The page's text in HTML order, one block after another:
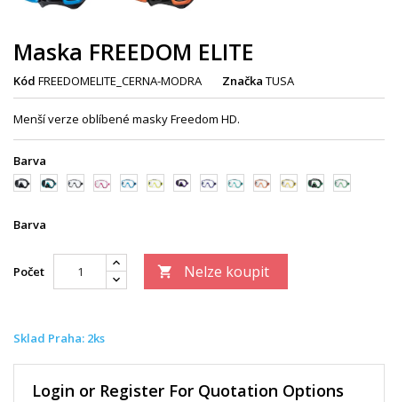
Maska FREEDOM ELITE
Kód FREEDOMELITE_CERNA-MODRA Značka TUSA
Menší verze oblíbené masky Freedom HD.
Barva
černá/černá/zelená
trans/trans/růžová
trans/modrá
trans/černá/fialová
trans/tmavě
trans/zelená
trans/oranžová
trans/zlatá
černá/světle
trans/světle
Barva
Počet  Nelze koupit
Sklad Praha: 2ks
Login or Register For Quotation Options